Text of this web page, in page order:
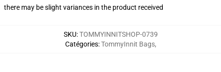
there may be slight variances in the product received
SKU:TOMMYINNITSHOP-0739
Catégories:TommyInnit Bags,